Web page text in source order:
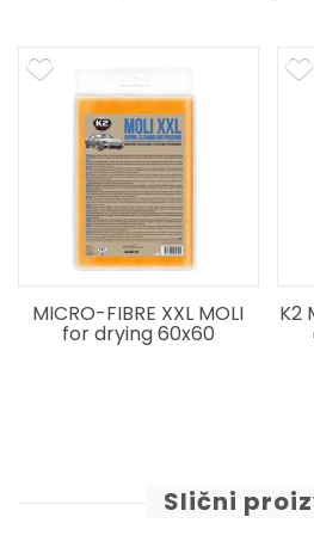
K2 MICRO-FIBRE MOLI for
drying 40x40 žuta
Slični